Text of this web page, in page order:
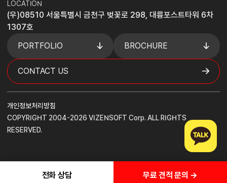
LOCATION
(우)08510 서울특별시 금천구 벚꽃로 298, 대륭포스트타워 6차
1307호
PORTFOLIO
BROCHURE
CONTACT US
개인정보처리방침
COPYRIGHT 2004-2026 VIZENSOFT Corp. ALL RIGHTS
RESERVED.
전화 상담 무료 견적 문의 →